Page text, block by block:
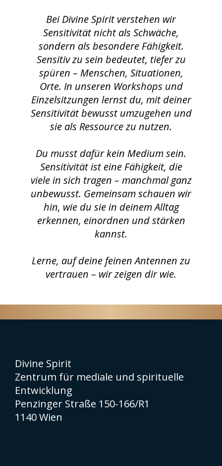
Bei Divine Spirit verstehen wir
Sensitivität nicht als Schwäche,
sondern als besondere Fähigkeit.
Sensitiv zu sein bedeutet, tiefer zu
spüren – Menschen, Situationen,
Orte. In unseren Workshops und
Einzelsitzungen lernst du, mit deiner
Sensitivität bewusst umzugehen und
sie als Ressource zu nutzen.
Du musst dafür kein Medium sein.
Sensitivität ist eine Fähigkeit, die
viele in sich tragen – manchmal ganz
unbewusst. Gemeinsam schauen wir
hin, wie du sie in deinem Alltag
erkennen, einordnen und stärken
kannst.
Lerne, auf deine feinen Antennen zu
vertrauen – wir zeigen dir wie.
Divine Spirit
Zentrum für mediale und spirituelle
Entwicklung
Penzinger Straße 150-166/R1
1140 Wien